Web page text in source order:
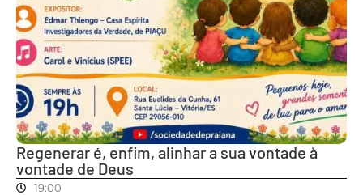
Regenerar é, enfim, alinhar a sua vontade à
vontade de Deus
19:00